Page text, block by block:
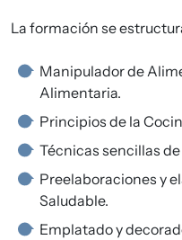
La formación se
Manipulador de
Alimentaria.
Principios de la
Técnicas sencillas
Preelaboraciones y
Saludable.
Emplatado y